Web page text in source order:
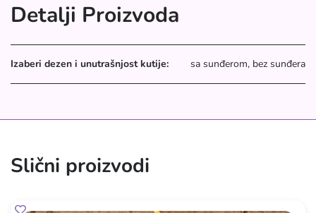
Detalji Proizvoda
Izaberi dezen i unutrašnjost kutije: sa sunđerom, bez sunđera
Slični proizvodi